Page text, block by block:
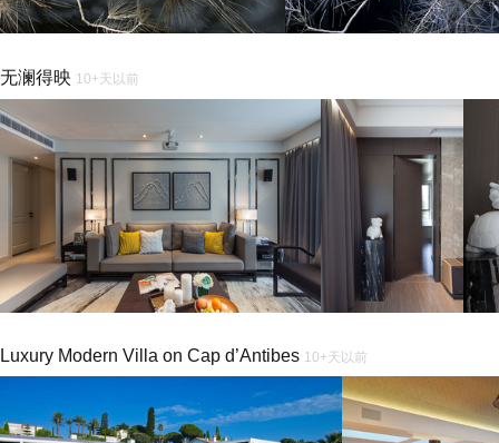
无澜得映 10+天以前
Luxury Modern Villa on Cap d’Antibes 10+天以前